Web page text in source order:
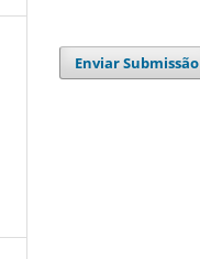
Enviar Submissão